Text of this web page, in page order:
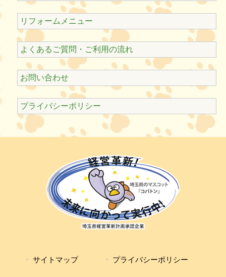
リフォームメニュー
よくあるご質問・ご利用の流れ
お問い合わせ
プライバシーポリシー
サイトマップ プライバシーポリシー